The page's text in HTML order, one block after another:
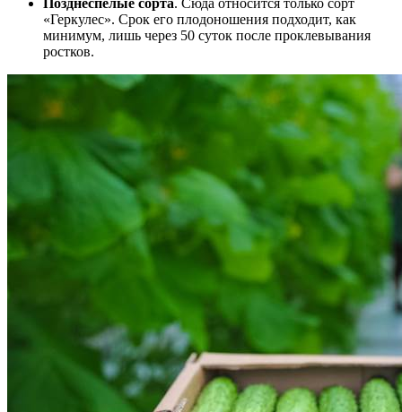
Позднеспелые сорта. Сюда относится только сорт
«Геркулес». Срок его плодоношения подходит, как
минимум, лишь через 50 суток после проклевывания
ростков.